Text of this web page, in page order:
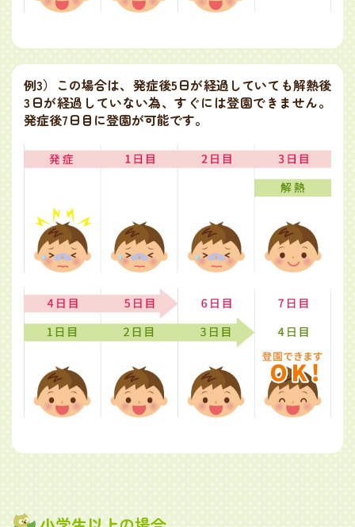
例3） この場合は、発症後5日が経過していても解熱後
3日が経過していない為、すぐには登園できません。
発症後7日目に登園が可能です。